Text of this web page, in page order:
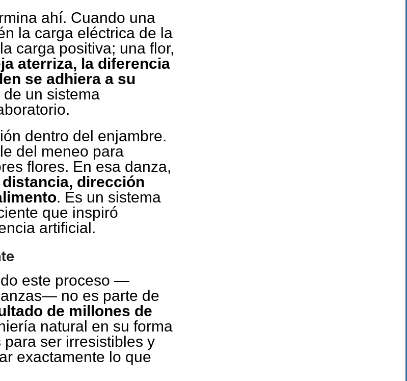
ahí. Cuando una
la carga eléctrica de la
carga positiva; una flor,
aterriza, la diferencia
se adhiera a su
un sistema
dentro del enjambre.
del meneo para
flores. En esa danza,
distancia, dirección
. Es un sistema
que inspiró
artificial.
este proceso —
no es parte de
de millones de
natural en su forma
ser irresistibles y
exactamente lo que